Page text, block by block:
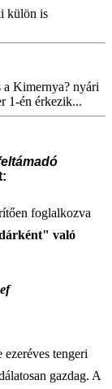
külön is
a Kimernya? nyári
1-én érkezik...
foglalkozva
való
ezeréves tengeri
gazdag. A